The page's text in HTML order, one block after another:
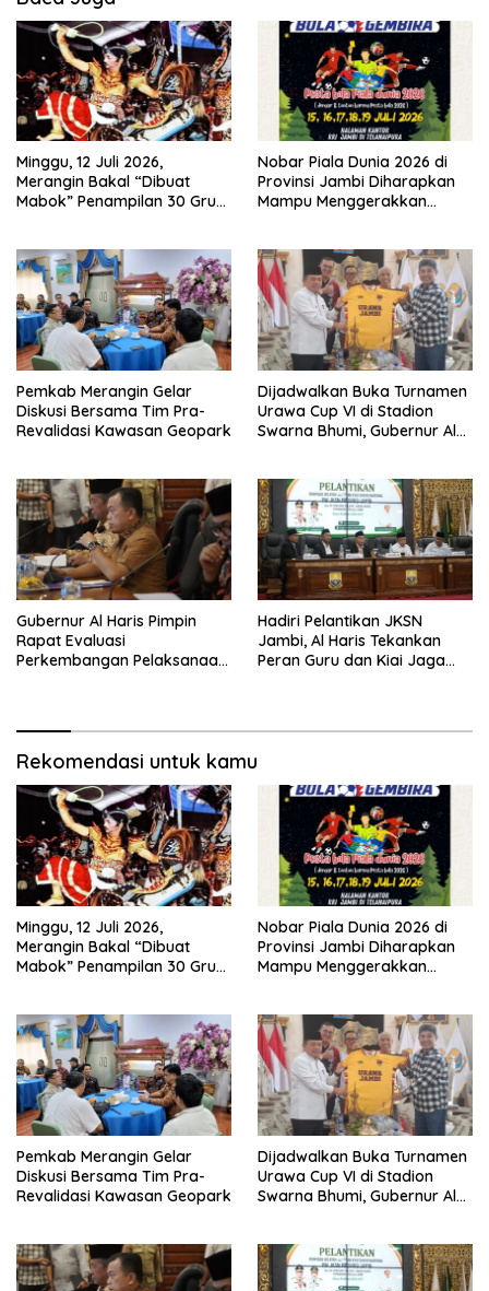
Minggu, 12 Juli 2026,
Merangin Bakal “Dibuat
Mabok” Penampilan 30 Grup
Nobar Piala Dunia 2026 di
Provinsi Jambi Diharapkan
Mampu Menggerakkan
Pemkab Merangin Gelar
Diskusi Bersama Tim Pra-
Revalidasi Kawasan Geopark
Dijadwalkan Buka Turnamen
Urawa Cup VI di Stadion
Swarna Bhumi, Gubernur Al
Gubernur Al Haris Pimpin
Rapat Evaluasi
Perkembangan Pelaksanaan
Hadiri Pelantikan JKSN
Jambi, Al Haris Tekankan
Peran Guru dan Kiai Jaga
Rekomendasi untuk kamu
Minggu, 12 Juli 2026,
Merangin Bakal “Dibuat
Mabok” Penampilan 30 Grup
Nobar Piala Dunia 2026 di
Provinsi Jambi Diharapkan
Mampu Menggerakkan
Pemkab Merangin Gelar
Diskusi Bersama Tim Pra-
Revalidasi Kawasan Geopark
Dijadwalkan Buka Turnamen
Urawa Cup VI di Stadion
Swarna Bhumi, Gubernur Al